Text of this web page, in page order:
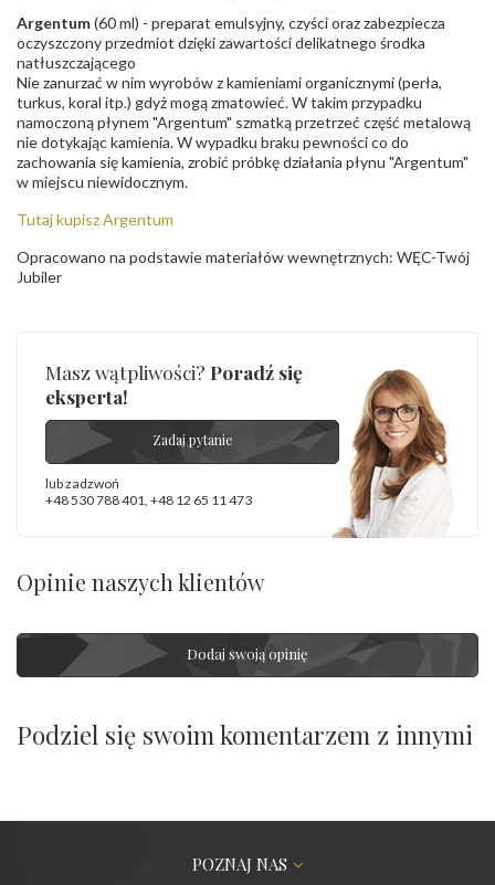
Argentum(60 ml) - preparat emulsyjny, czyści oraz zabezpiecza
oczyszczony przedmiot dzięki zawartości delikatnego środka
natłuszczającego
Nie zanurzać w nim wyrobów z kamieniami organicznymi (perła,
turkus, koral itp.) gdyż mogą zmatowieć. W takim przypadku
namoczoną płynem "Argentum" szmatką przetrzeć część metalową
nie dotykając kamienia. W wypadku braku pewności co do
zachowania się kamienia, zrobić próbkę działania płynu "Argentum"
w miejscu niewidocznym.
Tutaj kupisz Argentum
Opracowano na podstawie materiałów wewnętrznych: WĘC-Twój
Jubiler
Masz wątpliwości? Poradź się
eksperta!
Zadaj pytanie
lub zadzwoń
+48 530 788 401, +48 12 65 11 473
Opinie naszych klientów
Dodaj swoją opinię
Podziel się swoim komentarzem z innymi
POZNAJ NAS